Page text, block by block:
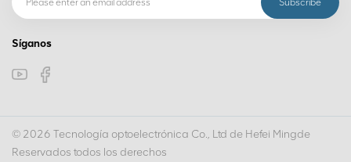
Síganos
© 2026 Tecnología optoelectrónica Co., Ltd de Hefei Mingde
Reservados todos los derechos